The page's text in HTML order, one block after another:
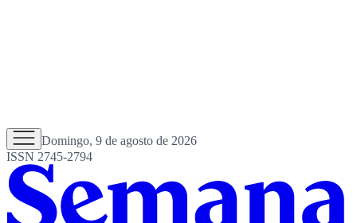
Domingo, 9 de agosto de 2026
ISSN 2745-2794